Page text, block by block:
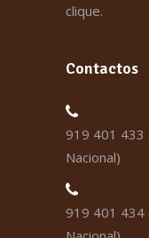
clique.
Contactos
919 401 433
Nacional)
919 401 434